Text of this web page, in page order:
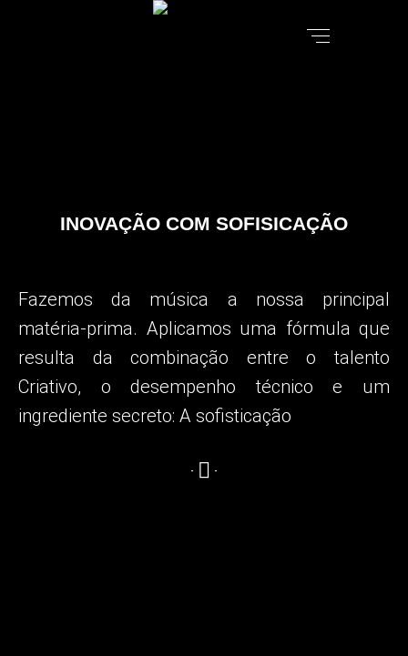
INOVAÇÃO COM SOFISICAÇÃO
Fazemos da música a nossa principal
matéria-prima. Aplicamos uma fórmula que
resulta da combinação entre o talento
Criativo, o desempenho técnico e um
ingrediente secreto: A sofisticação